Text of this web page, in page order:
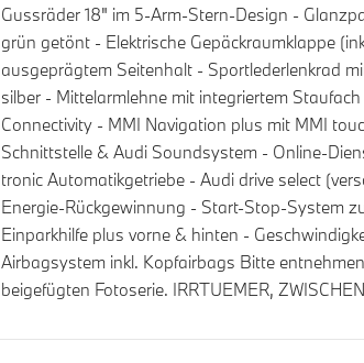
Gussräder 18" im 5-Arm-Stern-Design -
grün getönt - Elektrische Gepäckraumklappe
ausgeprägtem Seitenhalt - Sportlederlenkrad
silber - Mittelarmlehne mit integriertem
Connectivity - MMI Navigation plus mit MMI
Schnittstelle & Audi Soundsystem - Online-
tronic Automatikgetriebe - Audi drive select
Energie-Rückgewinnung - Start-Stop-System
Einparkhilfe plus vorne & hinten -
Airbagsystem inkl. Kopfairbags Bitte
beigefügten Fotoserie. IRRTUEMER,